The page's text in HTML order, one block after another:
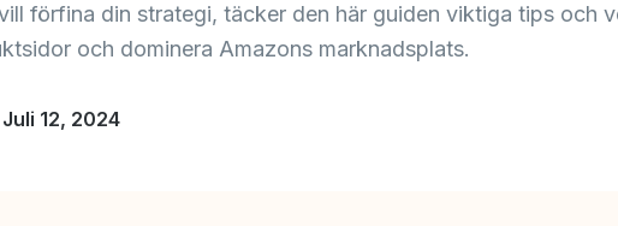
förfina din strategi, täcker den här guiden viktiga tips och
och dominera Amazons marknadsplats.
Juli 12, 2024